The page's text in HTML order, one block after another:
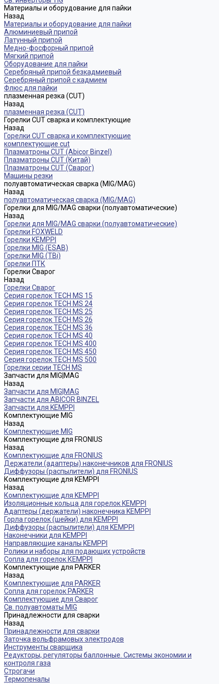
Материалы и оборудование для пайки
Назад
Материалы и оборудование для пайки
Алюминиевый припой
Латунный припой
Медно-фосфорный припой
Мягкий припой
Оборудование для пайки
Серебряный припой безкадмиевый
Серебряный припой с кадмием
Флюс для пайки
плазменная резка (CUT)
Назад
плазменная резка (CUT)
Горелки CUT сварка и комплектующие
Назад
Горелки CUT сварка и комплектующие
комплектующие cut
Плазматроны CUT (Abicor Binzel)
Плазматроны CUT (Китай)
Плазматроны CUT (Сварог)
Машины резки
полуавтоматическая сварка (MIG/MAG)
Назад
полуавтоматическая сварка (MIG/MAG)
Горелки для MIG/MAG сварки (полуавтоматические)
Назад
Горелки для MIG/MAG сварки (полуавтоматические)
Горелки FOXWELD
Горелки KEMPPI
Горелки MIG (ESAB)
Горелки MIG (TBi)
Горелки ПТК
Горелки Сварог
Назад
Горелки Сварог
Серия горелок TECH MS 15
Серия горелок TECH MS 24
Серия горелок TECH MS 25
Серия горелок TECH MS 26
Серия горелок TECH MS 36
Серия горелок TECH MS 40
Серия горелок TECH MS 400
Серия горелок TECH MS 450
Серия горелок TECH MS 500
Горелки серии TECH MS
Запчасти для MIG|MAG
Назад
Запчасти для MIG|MAG
Запчасти для ABICOR BINZEL
Запчасти для KEMPPI
Комплектующие MIG
Назад
Комплектующие MIG
Комплектующие для FRONIUS
Назад
Комплектующие для FRONIUS
Держатели (адаптеры) наконечников для FRONIUS
Диффузоры (распылители) для FRONIUS
Комплектующие для KEMPPI
Назад
Комплектующие для KEMPPI
Изоляционные кольца для горелок KEMPPI
Адаптеры (держатели) наконечника KEMPPI
Горла горелок (шейки) для KEMPPI
Диффузоры (распылители) для KEMPPI
Наконечники для KEMPPI
Направляющие каналы KEMPPI
Ролики и наборы для подающих устройств
Сопла для горелок КЕМPPI
Комплектующие для PARKER
Назад
Комплектующие для PARKER
Сопла для горелок PARKER
Комплектующие для Сварог
Св. полуавтоматы MIG
Принадлежности для сварки
Назад
Принадлежности для сварки
Заточка вольфрамовых электродов
Инструменты сварщика
Редукторы, регуляторы баллонные. Системы экономии и
контроля газа
Строгачи
Термопеналы